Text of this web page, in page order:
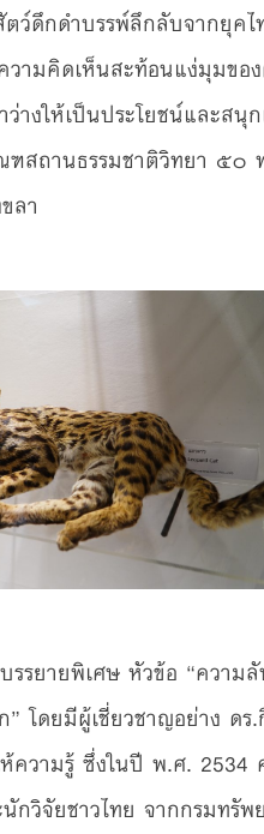
ตว์ดึกดำบรรพ์ลึกลับจากยุ
วามคิดเห็นสะท้อนแง่มุมขอ
าว่างให้เป็นประโยชน์และ
ถานธรรมชาติวิทยา ๕๐
ลา
รรยายพิเศษ หัวข้อ “ควา
” โดยมีผู้เชี่ยวชาญอย่าง
ห้ความรู้ ซึ่งในปี พ.ศ.
กวิจัยชาวไทย จากกรมทรั